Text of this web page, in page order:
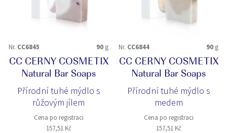
Nr. CC6845 90 g
CC CERNY COSMETIX
Natural Bar Soaps
Přírodní tuhé mýdlo s
růžovým jílem
Cena po registraci
157,51 Kč
Nr. CC6844 90 g
CC CERNY COSMETIX
Natural Bar Soaps
Přírodní tuhé mýdlo s
medem
Cena po registraci
157,51 Kč